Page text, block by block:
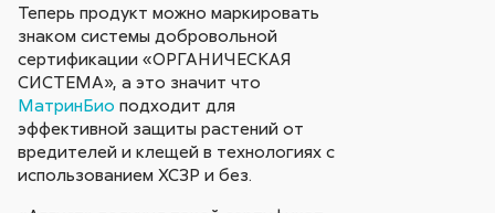
Теперь продукт можно маркировать
знаком системы добровольной
сертификации «ОРГАНИЧЕСКАЯ
СИСТЕМА», а это значит что
МатринБио подходит для
эффективной защиты растений от
вредителей и клещей в технологиях с
использованием ХСЗР и без.